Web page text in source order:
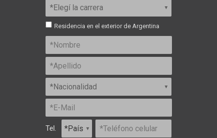
Residencia en el exterior de Argentina
Tel.